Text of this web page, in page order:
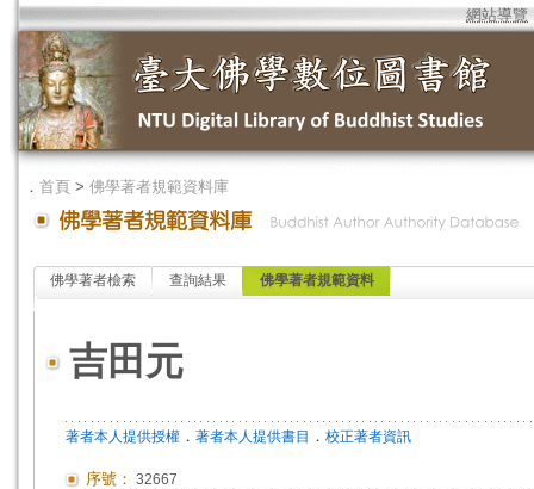
網站導覽
． 首頁 > 佛學著者規範資料庫
佛學著者檢索 查詢結果 佛學著者規範資料
吉田元
著者本人提供授權 ． 著者本人提供書目 ． 校正著者資訊
序號： 32667